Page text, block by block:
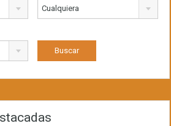
Cualquiera